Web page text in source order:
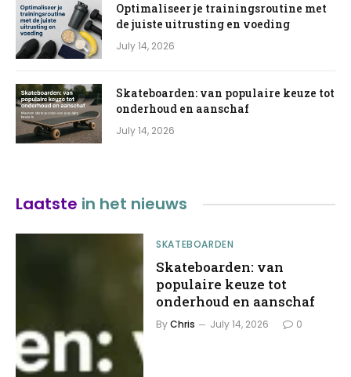
Optimaliseer je trainingsroutine met
de juiste uitrusting en voeding
July 14, 2026
Skateboarden: van populaire keuze tot
onderhoud en aanschaf
July 14, 2026
Laatste in het nieuws
SKATEBOARDEN
Skateboarden: van
populaire keuze tot
onderhoud en aanschaf
ByChris July 14, 2026 0